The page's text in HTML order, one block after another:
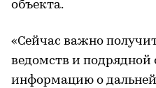
объекта.
«Сейчас важно
ведомств и подрядной
информацию о